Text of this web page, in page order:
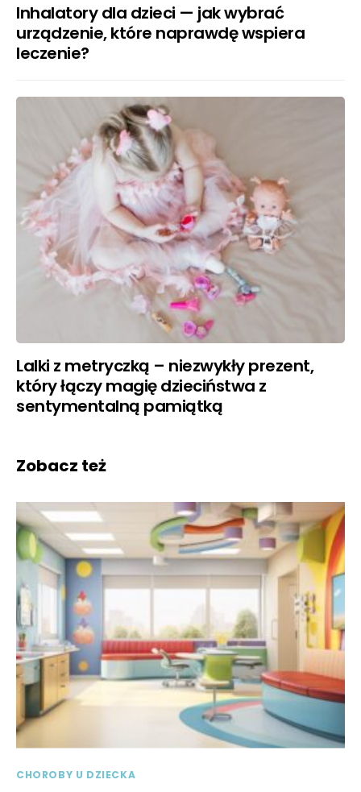
Inhalatory dla dzieci — jak wybrać
urządzenie, które naprawdę wspiera
leczenie?
Lalki z metryczką – niezwykły prezent,
który łączy magię dzieciństwa z
sentymentalną pamiątką
Zobacz też
CHOROBY U DZIECKA